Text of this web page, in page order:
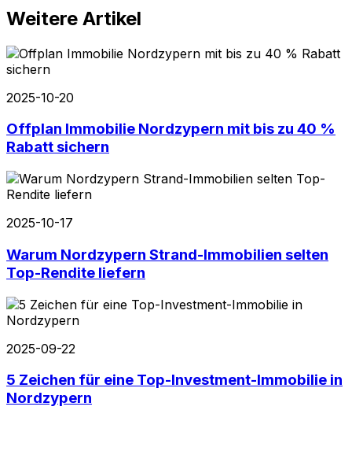
Weitere Artikel
2025-10-20
Offplan Immobilie Nordzypern mit bis zu 40 %
Rabatt sichern
2025-10-17
Warum Nordzypern Strand-Immobilien selten
Top-Rendite liefern
2025-09-22
5 Zeichen für eine Top-Investment-Immobilie in
Nordzypern